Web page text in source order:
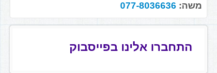
משה: 077-8036636
התחברו אלינו בפייסבוק